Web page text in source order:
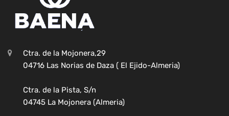
Ctra. de la Mojonera,29
04716 Las Norias de Daza ( El Ejido-Almeria)
Ctra. de la Pista, S/n
04745 La Mojonera (Almeria)